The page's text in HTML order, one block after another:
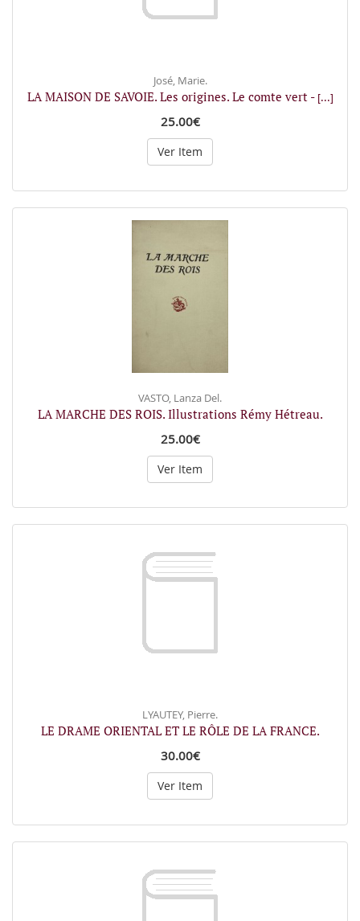
José, Marie.
LA MAISON DE SAVOIE. Les origines. Le comte vert - [...]
25.00€
Ver Item
VASTO, Lanza Del.
LA MARCHE DES ROIS. Illustrations Rémy Hétreau.
25.00€
Ver Item
LYAUTEY, Pierre.
LE DRAME ORIENTAL ET LE RÔLE DE LA FRANCE.
30.00€
Ver Item